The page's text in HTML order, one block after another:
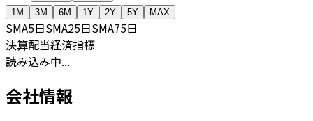
1M
3M 6M 1Y 2Y 5Y MAX
SMA5日SMA25日SMA75日
決算配当経済指標
読み込み中...
会社情報